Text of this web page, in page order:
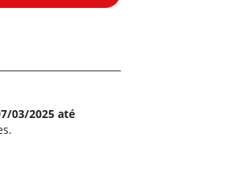
03/2025 até